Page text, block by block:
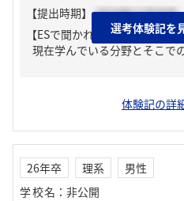
【提出時期】 2024年12月中旬
【ESで聞かれた質問】
現在学んでいる分野とそこで
体験記の詳
選考体験記を
26年卒 理系
男性
学校名 ： 非公開